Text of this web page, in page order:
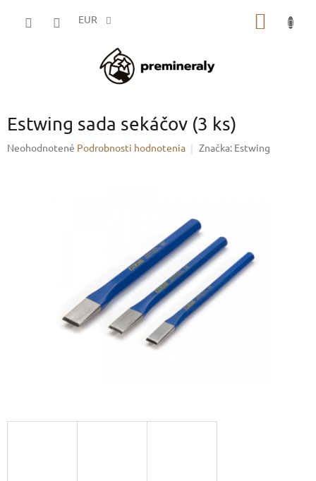
EUR
Estwing sada sekáčov (3 ks)
Priemerné
Neohodnotené Podrobnosti hodnotenia Značka: Estwing